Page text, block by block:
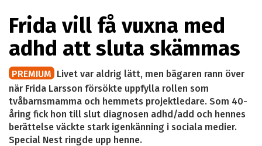
Frida vill få vuxna med
adhd att sluta skämmas
PREMIUM Livet var aldrig lätt, men bägaren rann över
när Frida Larsson försökte uppfylla rollen som
tvåbarnsmamma och hemmets projektledare. Som 40-
åring fick hon till slut diagnosen adhd/add och hennes
berättelse väckte stark igenkänning i sociala medier.
Special Nest ringde upp henne.